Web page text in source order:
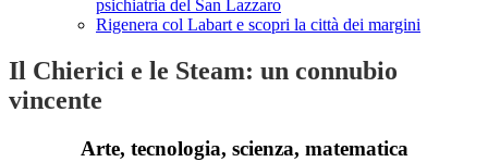
psichiatria del San Lazzaro
Rigenera col Labart e scopri la città dei margini
Il Chierici e le Steam: un connubio
vincente
Arte, tecnologia, scienza, matematica